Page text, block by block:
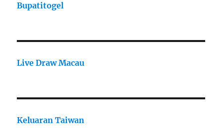
Bupatitogel
Live Draw Macau
Keluaran Taiwan